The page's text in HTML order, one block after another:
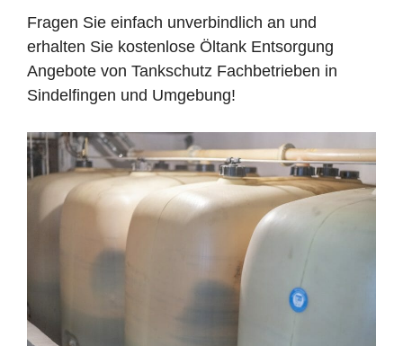
Fragen Sie einfach unverbindlich an und
erhalten Sie kostenlose Öltank Entsorgung
Angebote von Tankschutz Fachbetrieben in
Sindelfingen und Umgebung!